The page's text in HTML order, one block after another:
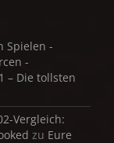
Spielen -
-
– Die tollsten
Vergleich:
zu Eure